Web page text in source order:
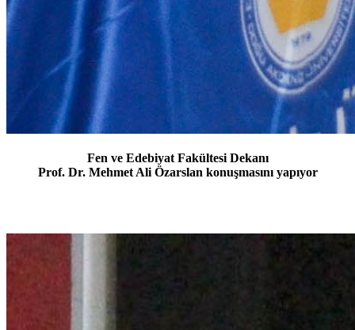
Fen ve Edebiyat Fakültesi Dekanı
Prof. Dr. Mehmet Ali Özarslan konuşmasını yapıyor